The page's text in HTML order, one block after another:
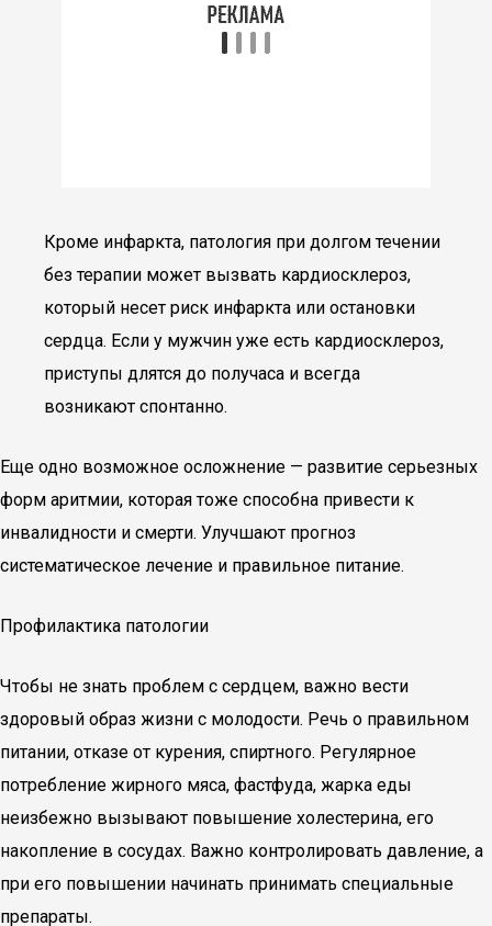
Кроме инфаркта, патология при долгом течении
без терапии может вызвать кардиосклероз,
который несет риск инфаркта или остановки
сердца. Если у мужчин уже есть кардиосклероз,
приступы длятся до получаса и всегда
возникают спонтанно.
Еще одно возможное осложнение — развитие серьезных
форм аритмии, которая тоже способна привести к
инвалидности и смерти. Улучшают прогноз
систематическое лечение и правильное питание.
Профилактика патологии
Чтобы не знать проблем с сердцем, важно вести
здоровый образ жизни с молодости. Речь о правильном
питании, отказе от курения, спиртного. Регулярное
потребление жирного мяса, фастфуда, жарка еды
неизбежно вызывают повышение холестерина, его
накопление в сосудах. Важно контролировать давление, а
при его повышении начинать принимать специальные
препараты.